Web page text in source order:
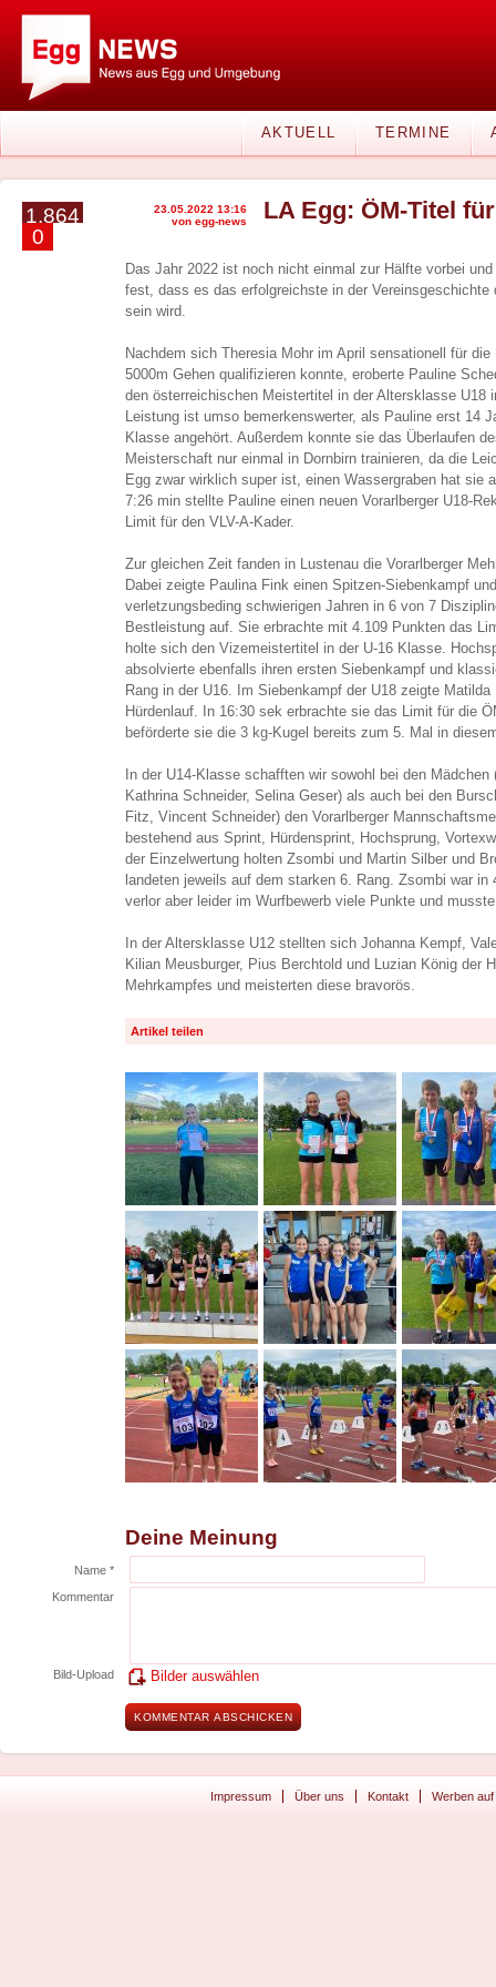
AKTUELL TERMINE
1.864
0
23.05.2022 13:16
von egg-news
LA Egg: ÖM-Titel
Das Jahr 2022 ist noch nicht einmal zur Hälfte vorbei
fest, dass es das erfolgreichste in der Vereinsgeschichte
sein wird.
Nachdem sich Theresia Mohr im April sensationell für
5000m Gehen qualifizieren konnte, eroberte Pauline
den österreichischen Meistertitel in der Altersklasse U18
Leistung ist umso bemerkenswerter, als Pauline erst 14
Klasse angehört. Außerdem konnte sie das Überlaufen
Meisterschaft nur einmal in Dornbirn trainieren, da die
Egg zwar wirklich super ist, einen Wassergraben hat sie
7:26 min stellte Pauline einen neuen Vorarlberger U18-
Limit für den VLV-A-Kader.
Zur gleichen Zeit fanden in Lustenau die Vorarlberger
Dabei zeigte Paulina Fink einen Spitzen-Siebenkampf
verletzungsbeding schwierigen Jahren in 6 von 7
Bestleistung auf. Sie erbrachte mit 4.109 Punkten das
holte sich den Vizemeistertitel in der U-16 Klasse.
absolvierte ebenfalls ihren ersten Siebenkampf und
Rang in der U16. Im Siebenkampf der U18 zeigte
Hürdenlauf. In 16:30 sek erbrachte sie das Limit für die
beförderte sie die 3 kg-Kugel bereits zum 5. Mal in
In der U14-Klasse schafften wir sowohl bei den
Kathrina Schneider, Selina Geser) als auch bei den
Fitz, Vincent Schneider) den Vorarlberger
bestehend aus Sprint, Hürdensprint, Hochsprung,
der Einzelwertung holten Zsombi und Martin Silber und
landeten jeweils auf dem starken 6. Rang. Zsombi war
verlor aber leider im Wurfbewerb viele Punkte und
In der Altersklasse U12 stellten sich Johanna Kempf,
Kilian Meusburger, Pius Berchtold und Luzian König der
Mehrkampfes und meisterten diese bravorös.
Artikel teilen
Deine Meinung
Name *
Kommentar
Bild-Upload Bilder auswählen
Impressum Über uns Kontakt Werben